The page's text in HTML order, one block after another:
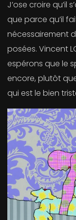
J’ose croire qu’il
que parce qu’il
nécessairement
posées. Vincent
espérons que le
encore, plutôt
qui est le bien